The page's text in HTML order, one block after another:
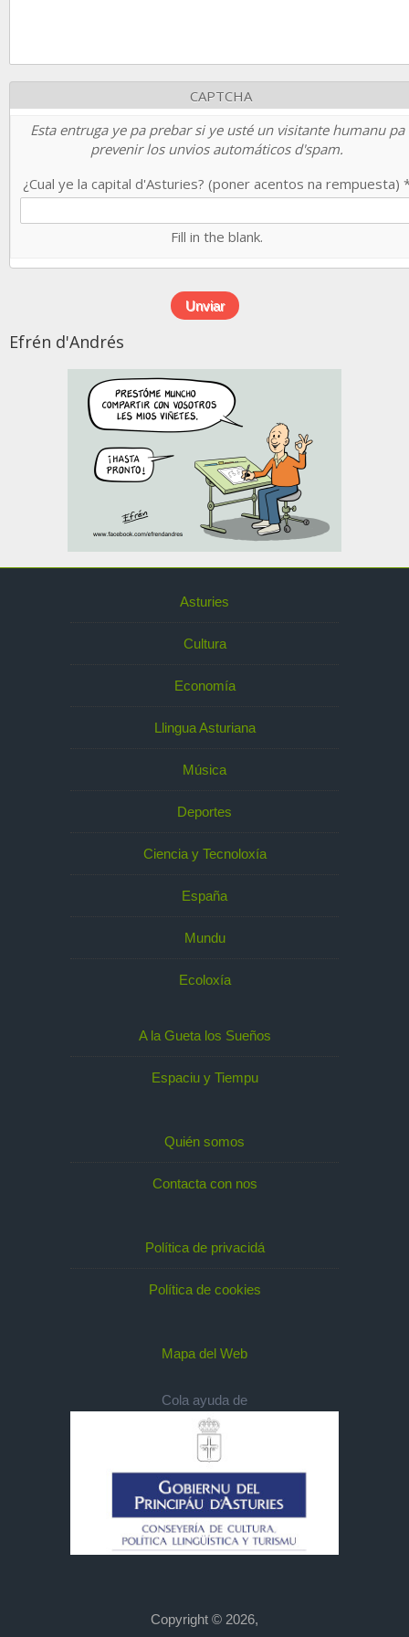
CAPTCHA
Esta entruga ye pa prebar si ye usté un visitante humanu pa
prevenir los unvios automáticos d'spam.
¿Cual ye la capital d'Asturies? (poner acentos na rempuesta)
Fill in the blank.
Efrén d'Andrés
Asturies
Cultura
Economía
Llingua Asturiana
Música
Deportes
Ciencia y Tecnoloxía
España
Mundu
Ecoloxía
A la Gueta los Sueños
Espaciu y Tiempu
Quién somos
Contacta con nos
Política de privacidá
Política de cookies
Mapa del Web
Cola ayuda de
Copyright © 2026,